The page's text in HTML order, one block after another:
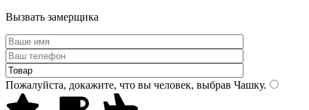
Вызвать замерщика
Пожалуйста, докажите, что вы человек, выбрав Чашку.